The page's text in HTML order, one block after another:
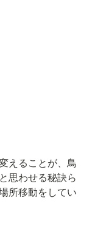
えることが、鳥
思わせる秘訣ら
所移動をしてい